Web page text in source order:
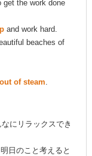
get the work done
and work hard.
beaches of
of steam.
にリラックスでき
日のこと考えると